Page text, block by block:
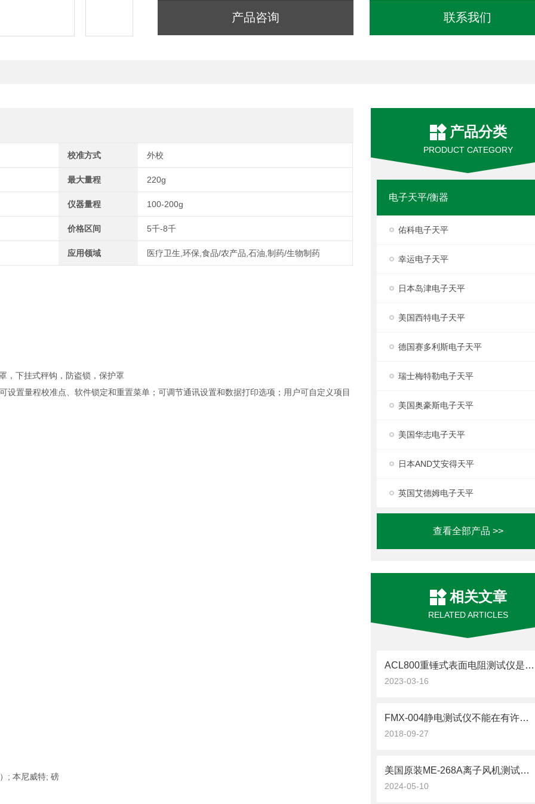
产品咨询 联系我们
产品分类
PRODUCT CATEGORY
电子天平/衡器
佑科电子天平
幸运电子天平
日本岛津电子天平
美国西特电子天平
德国赛多利斯电子天平
瑞士梅特勒电子天平
美国奥豪斯电子天平
美国华志电子天平
日本AND艾安得天平
英国艾德姆电子天平
查看全部产品 >>
相关文章
RELATED ARTICLES
ACL800重锤式表面电阻测试仪是一种功能*且易于使用的测量仪器
2023-03-16
FMX-004静电测试仪不能在有许多电子噪音的环境中使用
2018-09-27
美国原装ME-268A离子风机测试仪的重要性
2024-05-10
校准方式 外校
最大量程 220g
仪器量程 100-200g
价格区间 5千-8千
应用领域 医疗卫生,环保,食品/农产品,石油,制药/生物制药
，下挂式秤钩，防盗锁，保护罩
设置量程校准点、软件锁定和重置菜单；可调节通讯设置和数据打印选项；用户可自定义项目
; 本尼威特; 磅